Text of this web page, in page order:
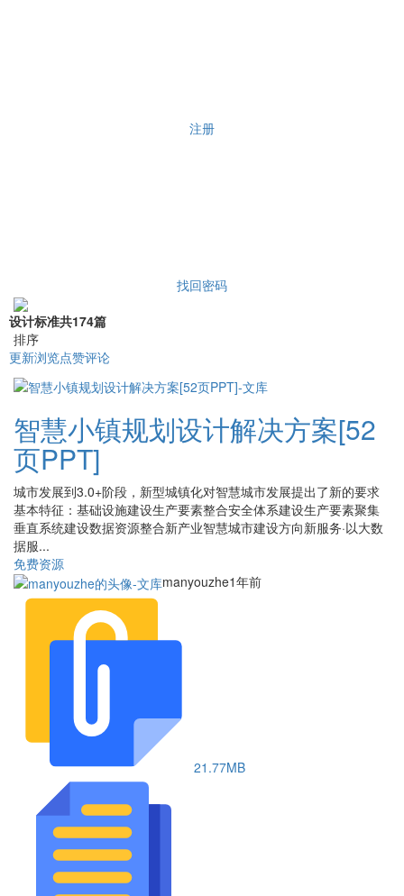
注册
找回密码
设计标准共174篇
排序
更新浏览点赞评论
智慧小镇规划设计解决方案[52
页PPT]
城市发展到3.0+阶段，新型城镇化对智慧城市发展提出了新的要求
基本特征：基础设施建设生产要素整合安全体系建设生产要素聚集
垂直系统建设数据资源整合新产业智慧城市建设方向新服务·以大数
据服...
免费资源
manyouzhe1年前
21.77MB